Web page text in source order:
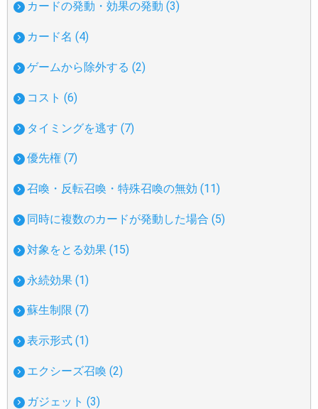
カードの発動・効果の発動 (3)
カード名 (4)
ゲームから除外する (2)
コスト (6)
タイミングを逃す (7)
優先権 (7)
召喚・反転召喚・特殊召喚の無効 (11)
同時に複数のカードが発動した場合 (5)
対象をとる効果 (15)
永続効果 (1)
蘇生制限 (7)
表示形式 (1)
エクシーズ召喚 (2)
ガジェット (3)